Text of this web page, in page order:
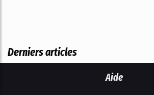
Derniers articles
Aide